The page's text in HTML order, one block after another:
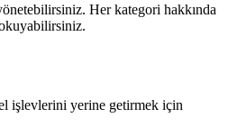
Her kategori hakkında
işlevlerini yerine getirmek için